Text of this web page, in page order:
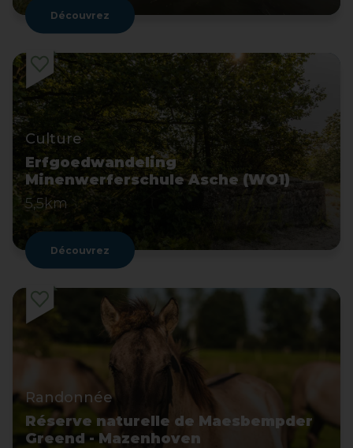
Découvrez
Culture
Erfgoedwandeling
Minenwerferschule Asche (WO1)
5,5km
Découvrez
Randonnée
Réserve naturelle de Maesbempder
Greend - Mazenhoven